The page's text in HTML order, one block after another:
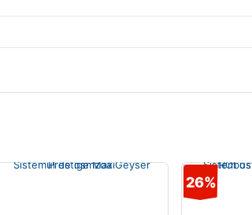
26%